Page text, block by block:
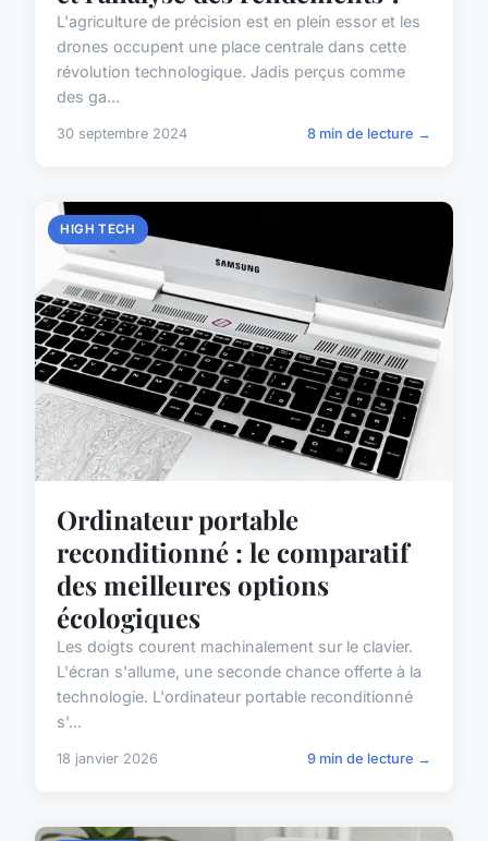
L'agriculture de précision est en plein essor et les
drones occupent une place centrale dans cette
révolution technologique. Jadis perçus comme
des ga...
30 septembre 2024 8 min de lecture →
HIGH TECH
Ordinateur portable
reconditionné : le comparatif
des meilleures options
écologiques
Les doigts courent machinalement sur le clavier.
L'écran s'allume, une seconde chance offerte à la
technologie. L'ordinateur portable reconditionné
s'...
18 janvier 2026 9 min de lecture →